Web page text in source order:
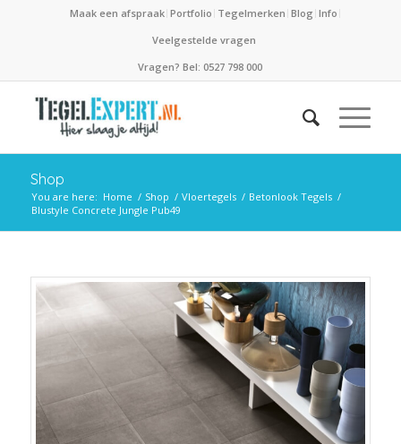
Maak een afspraak Portfolio Tegelmerken Blog Info
Veelgestelde vragen
Vragen? Bel: 0527 798 000
Shop
You are here: Home / Shop / Vloertegels / Betonlook Tegels /
Blustyle Concrete Jungle Pub49